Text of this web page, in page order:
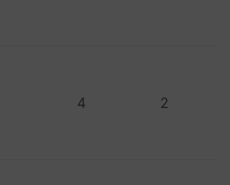
4 2